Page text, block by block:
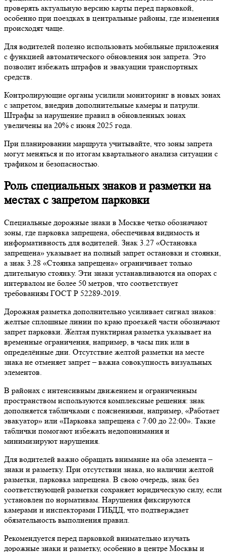
проверять актуальную версию карты перед парковкой,
особенно при поездках в центральные районы, где изменения
происходят чаще.
Для водителей полезно использовать мобильные приложения
с функцией автоматического обновления зон запрета. Это
позволит избежать штрафов и эвакуации транспортных
средств.
Контролирующие органы усилили мониторинг в новых зонах
с запретом, внедрив дополнительные камеры и патрули.
Штрафы за нарушение правил в обновленных зонах
увеличены на 20% с июня 2025 года.
При планировании маршрута учитывайте, что зоны запрета
могут меняться и по итогам квартального анализа ситуации с
трафиком и безопасностью.
Роль специальных знаков и разметки на
местах с запретом парковки
Специальные дорожные знаки в Москве четко обозначают
зоны, где парковка запрещена, обеспечивая видимость и
информативность для водителей. Знак 3.27 «Остановка
запрещена» указывает на полный запрет остановки и стоянки,
а знак 3.28 «Стоянка запрещена» ограничивает только
длительную стоянку. Эти знаки устанавливаются на опорах с
интервалом не более 50 метров, что соответствует
требованиям ГОСТ Р 52289-2019.
Дорожная разметка дополнительно усиливает сигнал знаков:
желтые сплошные линии по краю проезжей части обозначают
запрет парковки. Желтая пунктирная разметка указывает на
временные ограничения, например, в часы пик или в
определённые дни. Отсутствие желтой разметки на месте
знака не отменяет запрет – важна совокупность визуальных
элементов.
В районах с интенсивным движением и ограниченным
пространством используются комплексные решения: знак
дополняется табличками с пояснениями, например, «Работает
эвакуатор» или «Парковка запрещена с 7:00 до 22:00». Такие
таблички помогают избежать недопонимания и
минимизируют нарушения.
Для водителей важно обращать внимание на оба элемента –
знаки и разметку. При отсутствии знака, но наличии желтой
разметки, парковка запрещена. В свою очередь, знак без
соответствующей разметки сохраняет юридическую силу, если
установлен по нормативам. Нарушения фиксируются
камерами и инспекторами ГИБДД, что подтверждает
обязательность выполнения правил.
Рекомендуется перед парковкой внимательно изучать
дорожные знаки и разметку, особенно в центре Москвы и